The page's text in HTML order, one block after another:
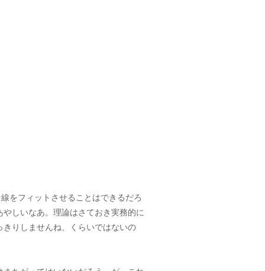
をフィットさせることはできるだろ
しいなあ。理論はさておき実務的に
りしませんね、くらいではないの